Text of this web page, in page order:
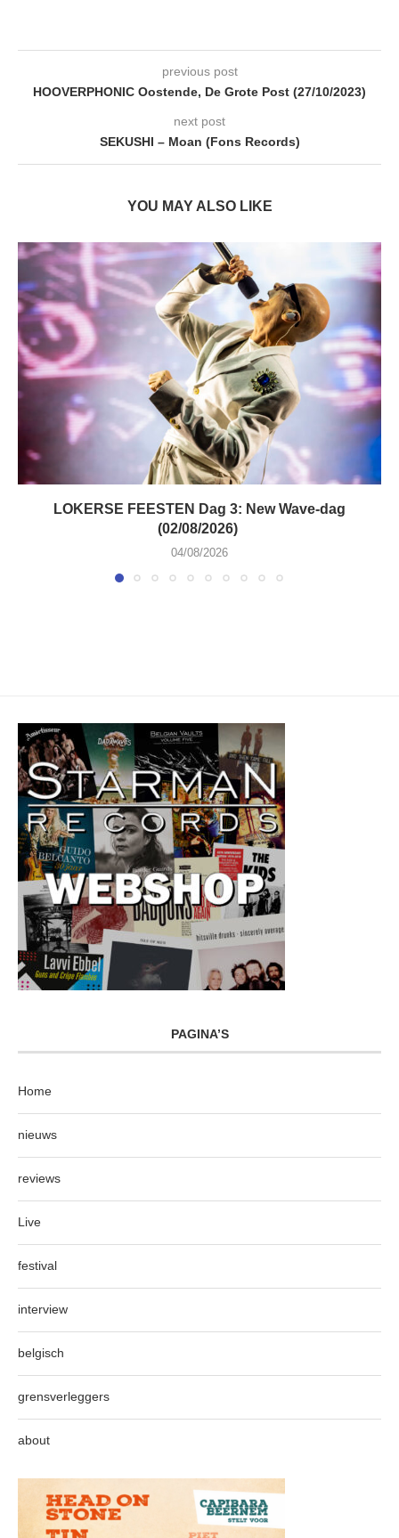
previous post
HOOVERPHONIC Oostende, De Grote Post (27/10/2023)
next post
SEKUSHI – Moan (Fons Records)
YOU MAY ALSO LIKE
LOKERSE FEESTEN Dag 3: New Wave-dag
(02/08/2026)
04/08/2026
PAGINA’S
Home
nieuws
reviews
Live
festival
interview
belgisch
grensverleggers
about